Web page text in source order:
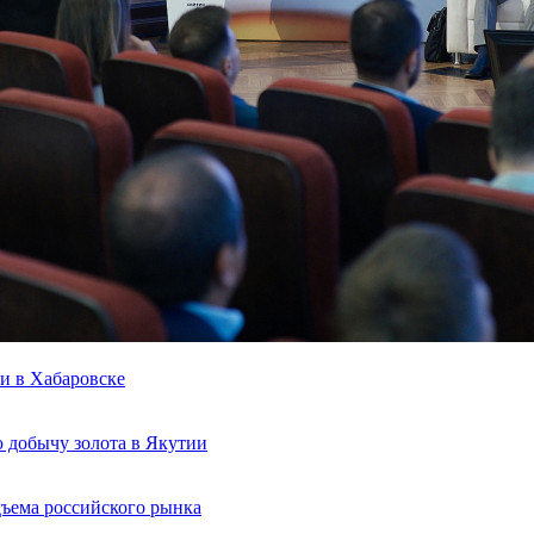
в Хабаровске
золота в Якутии
российского рынка